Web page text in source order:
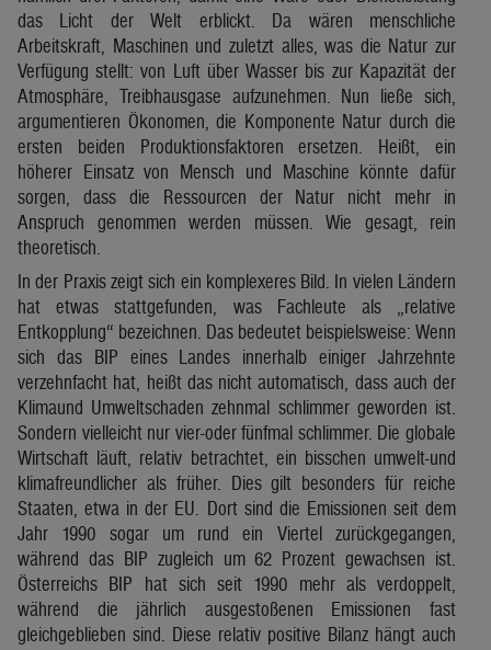
das Licht der Welt erblickt. Da wären menschliche
Arbeitskraft, Maschinen und zuletzt alles, was die Natur zur
Verfügung stellt: von Luft über Wasser bis zur Kapazität der
Atmosphäre, Treibhausgase aufzunehmen. Nun ließe sich,
argumentieren Ökonomen, die Komponente Natur durch die
ersten beiden Produktionsfaktoren ersetzen. Heißt, ein
höherer Einsatz von Mensch und Maschine könnte dafür
sorgen, dass die Ressourcen der Natur nicht mehr in
Anspruch genommen werden müssen. Wie gesagt, rein
theoretisch.
In der Praxis zeigt sich ein komplexeres Bild. In vielen Ländern
hat etwas stattgefunden, was Fachleute als „relative
Entkopplung“ bezeichnen. Das bedeutet beispielsweise: Wenn
sich das BIP eines Landes innerhalb einiger Jahrzehnte
verzehnfacht hat, heißt das nicht automatisch, dass auch der
Klimaund Umweltschaden zehnmal schlimmer geworden ist.
Sondern vielleicht nur vier-oder fünfmal schlimmer. Die globale
Wirtschaft läuft, relativ betrachtet, ein bisschen umwelt-und
klimafreundlicher als früher. Dies gilt besonders für reiche
Staaten, etwa in der EU. Dort sind die Emissionen seit dem
Jahr 1990 sogar um rund ein Viertel zurückgegangen,
während das BIP zugleich um 62 Prozent gewachsen ist.
Österreichs BIP hat sich seit 1990 mehr als verdoppelt,
während die jährlich ausgestoßenen Emissionen fast
gleichgeblieben sind. Diese relativ positive Bilanz hängt auch